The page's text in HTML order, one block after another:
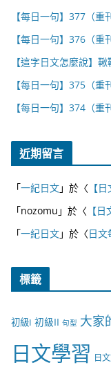
【每日一句】377（重
【每日一句】376（重
【這字日文怎麼說】鞦
【每日一句】375（重
【每日一句】374（重
近期留言
「一紀日文」於〈 【
「nozomu 」於〈 【
「一紀日文」於〈日文
標籤
初級I 初級II 句型 大家
日文學習 日